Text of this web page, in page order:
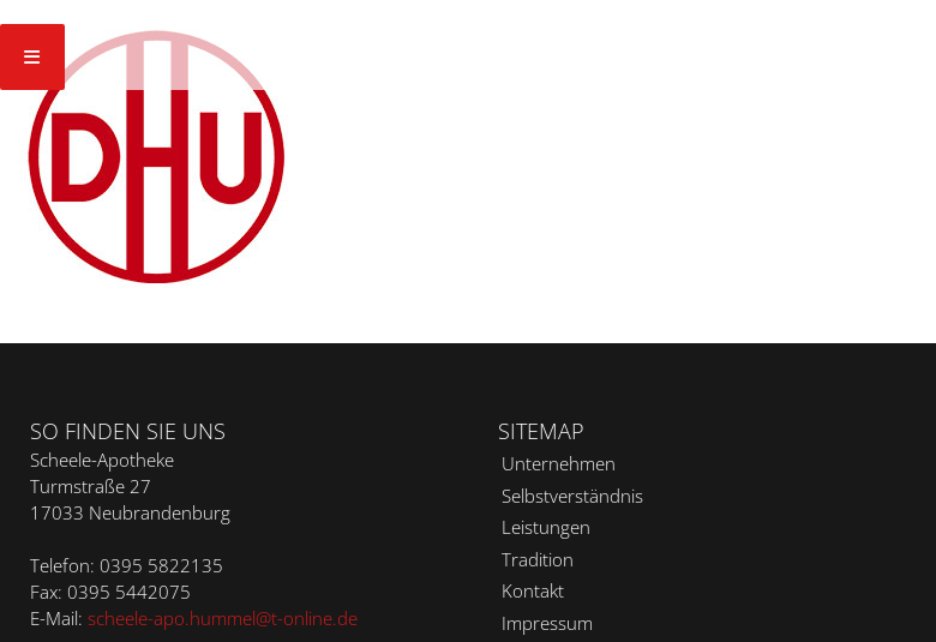
SO FINDEN SIE UNS
Scheele-Apotheke
Turmstraße 27
17033 Neubrandenburg
Telefon: 0395 5822135
Fax: 0395 5442075
E-Mail: scheele-apo.hummel@t-online.de
SITEMAP
Unternehmen
Selbstverständnis
Leistungen
Tradition
Kontakt
Impressum